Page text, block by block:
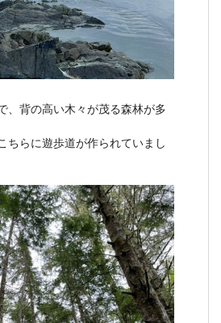
、背の高い木々が茂る森林が多
ちらに遊歩道が作られていまし